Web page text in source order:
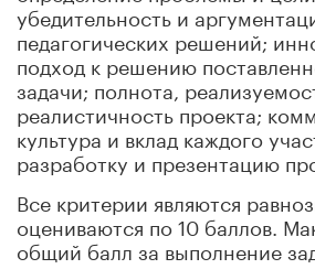
убедительность и
педагогических решений;
подход к решению
задачи; полнота,
реалистичность проекта;
культура и вклад каждого
разработку и презентацию
Все критерии являются
оцениваются по 10 баллов.
общий балл за выполнение